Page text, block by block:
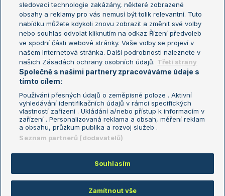
Turnaj mistryň
Aktualní trendy
Fotbalové přestupy
Livesport Daily
LS Prague Open
Podmínky užití
Nastavení soukromí
GDPR a žurnalistika
Reklama
Kontakt
Informace o zpracování osobních
údajů
Copyright © 2008-2026 TenisPortal.cz. Využíváme zpravodajství ČTK.
sledovací technologie zakázány, některé zobrazené
obsahy a reklamy pro vás nemusí být tolik relevantní. Tuto
nabídku můžete kdykoli znovu zobrazit a změnit své volby
nebo souhlas odvolat kliknutím na odkaz Řízení předvoleb
ve spodní části webové stránky. Vaše volby se projeví v
našem Internetová stránka. Další podrobnosti naleznete v
našich Zásadách ochrany osobních údajů. Třetí strany
Společně s našimi partnery zpracováváme údaje s
tímto cílem:
Používání přesných údajů o zeměpisné poloze . Aktivní
vyhledávání identifikačních údajů v rámci specifických
vlastností zařízení . Ukládání a/nebo přístup k informacím v
zařízení . Personalizovaná reklama a obsah, měření reklam
a obsahu, průzkum publika a rozvoj služeb .
Seznam partnerů (dodavatelů)
Souhlasím
Zamítnout vše